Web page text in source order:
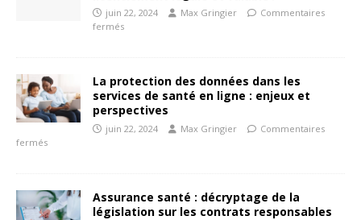
juin 22, 2024 Max Gringier
Commentaires
fermés
La protection des données dans les
services de santé en ligne : enjeux et
perspectives
juin 22, 2024 Max Gringier
Commentaires
fermés
Assurance santé : décryptage de la
législation sur les contrats responsables